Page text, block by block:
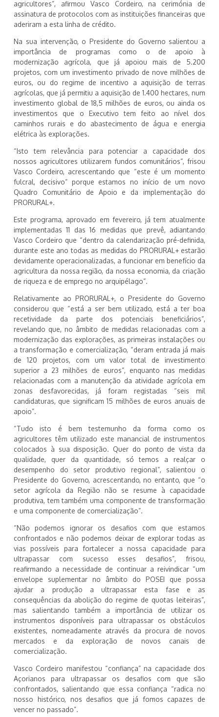
agricultores”, afirmou Vasco Cordeiro, na cerimónia de
assinatura de protocolos com as instituições financeiras que
aderiram a esta linha de crédito.
Na sua intervenção, o Presidente do Governo salientou a
importância de programas como o de apoio à
modernização agrícola, que já apoiou mais de 5.200
projetos, com um investimento privado de nove milhões de
euros, ou do regime de incentivo a aquisição de terras
agrícolas, que já permitiu a aquisição de 1.400 hectares, num
investimento global de 18,5 milhões de euros, ou ainda os
investimentos que o Executivo tem feito ao nível dos
caminhos rurais e do abastecimento de água e energia
elétrica às explorações.
“Isto tem relevância para potenciar a capacidade dos
nossos agricultores utilizarem fundos comunitários”, frisou
Vasco Cordeiro, acrescentando que “este é um momento
fulcral, decisivo” porque estamos no início de um novo
Quadro Comunitário de Apoio e da implementação do
PRORURAL+.
Este programa, aprovado em fevereiro, já tem atualmente
implementadas 11 das 16 medidas que prevê, adiantando
Vasco Cordeiro que “dentro da calendarização pré-definida,
durante este ano todas as medidas do PRORURAL+ estarão
devidamente operacionalizadas, a funcionar em benefício da
agricultura da nossa região, da nossa economia, da criação
de riqueza e de emprego no arquipélago”.
Relativamente ao PRORURAL+, o Presidente do Governo
considerou que “está a ser bem utilizado, está a ter boa
recetividade da parte dos potenciais beneficiários”,
revelando que, no âmbito de medidas relacionadas com a
modernização das explorações, as primeiras instalações ou
a transformação e comercialização, “deram entrada já mais
de 120 projetos, com um valor total de investimento
superior a 23 milhões de euros”, enquanto nas medidas
relacionadas com a manutenção da atividade agrícola em
zonas desfavorecidas, já foram registadas “seis mil
candidaturas, que significam 15 milhões de euros anuais de
apoio”.
“Tudo isto é bem testemunho da forma como os
agricultores têm utilizado este manancial de instrumentos
colocados à sua disposição. Quer do ponto de vista da
qualidade, quer da quantidade, só temos a realçar o
desempenho do setor produtivo regional”, salientou o
Presidente do Governo, acrescentando, no entanto, que “o
setor agrícola da Região não se resume à capacidade
produtiva, tem também uma componente de transformação
e uma componente de comercialização”.
“Não podemos ignorar os desafios com que estamos
confrontados e não podemos deixar de explorar todas as
vias possíveis para fortalecer a nossa capacidade para
ultrapassar com sucesso esses desafios”, frisou,
reafirmando a necessidade de continuar a reivindicar “um
envelope suplementar no âmbito do POSEI que possa
ajudar a produção a ultrapassar esta fase e as
consequências da abolição do regime de quotas leiteiras”,
mas salientando também a importância de utilizar os
instrumentos disponíveis para ultrapassar os obstáculos
existentes, nomeadamente através da procura de novos
mercados e da exploração de novos canais de
comercialização.
Vasco Cordeiro manifestou “confiança” na capacidade dos
Açorianos para ultrapassar os desafios com que são
confrontados, salientando que essa confiança “radica no
nosso histórico, nos desafios que já fomos capazes de
vencer no passado”.